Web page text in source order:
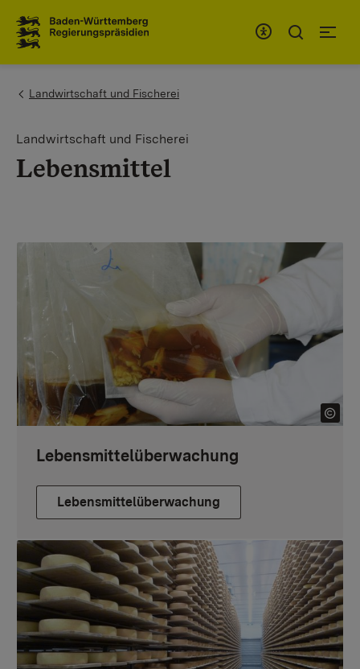
You are here:
Landwirtschaft und Fischerei
Landwirtschaft und Fischerei
Lebensmittel
Lebensmittelüberwachung
Lebensmittelüberwachung